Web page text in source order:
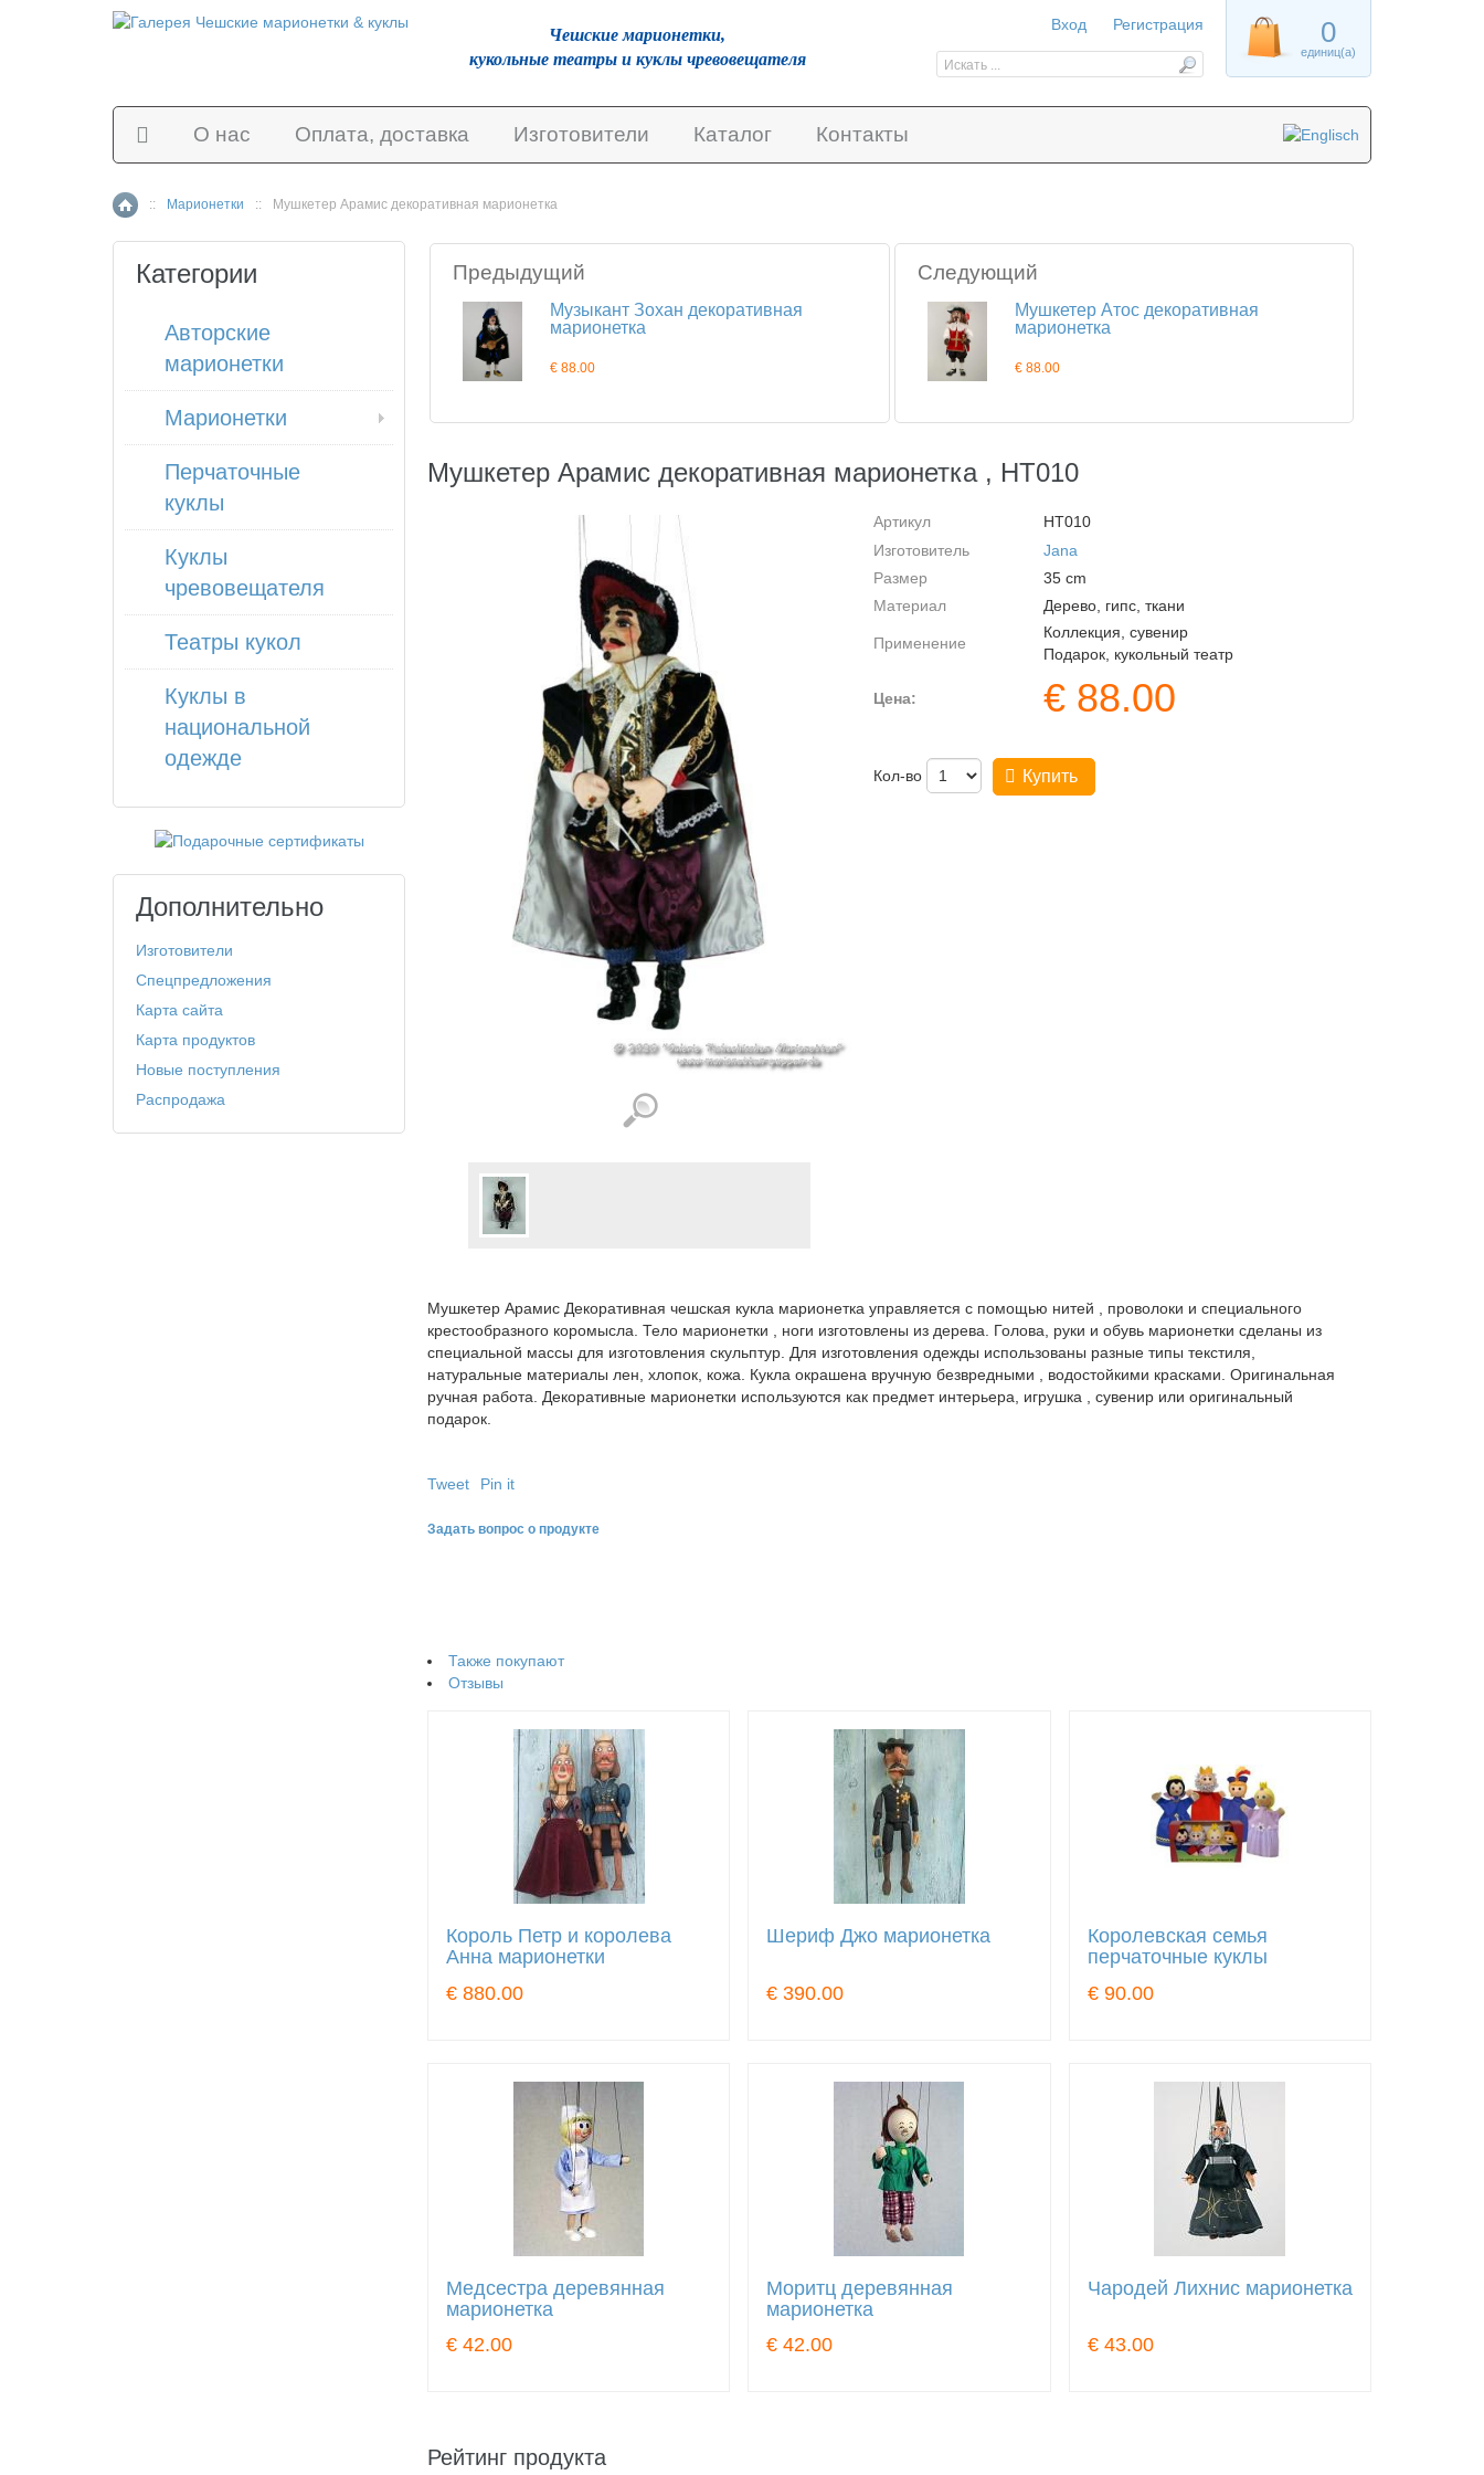
О нас Оплата, доставка Изготовители Каталог Контакты
Главная страница
:: Марионетки :: Мушкетер Арамис декоративная марионетка
Предыдущий
Музыкант Зохан декоративная
марионетка
€ 88.00
Следующий
Мушкетер Атос декоративная
марионетка
€ 88.00
Мушкетер Арамис декоративная марионетка , HT010
Артикул
HT010
Изготовитель
Jana
Размер
35 cm
Материал
Дерево, гипс, ткани
Применение
Коллекция, сувенир
Подарок, кукольный театр
Цена: € 88.00
Кол-во Купить
Мушкетер Арамис Декоративная чешская кукла марионетка управляется с помощью нитей , проволоки и специального
крестообразного коромысла. Тело марионетки , ноги изготовлены из дерева. Голова, руки и обувь марионетки сделаны из
специальной массы для изготовления скульптур. Для изготовления одежды использованы разные типы текстиля,
натуральные материалы лен, хлопок, кожа. Кукла окрашена вручную безвредными , водостойкими красками. Оригинальная
ручная работа. Декоративные марионетки используются как предмет интерьера, игрушка , сувенир или оригинальный
подарок.
Tweet Pin it
Задать вопрос о продукте
Также покупают
Отзывы
Король Петр и королева
Анна марионетки
€ 880.00
Шериф Джо марионетка
€ 390.00
Королевская семья
перчаточные куклы
€ 90.00
Медсестра деревянная
марионетка
€ 42.00
Моритц деревянная
марионетка
€ 42.00
Чародей Лихнис марионетка
€ 43.00
Рейтинг продукта
Категории
Авторские
марионетки
Марионетки
Перчаточные
куклы
Куклы
чревовещателя
Театры кукол
Куклы в
национальной
одежде
Дополнительно
Изготовители
Спецпредложения
Карта сайта
Карта продуктов
Новые поступления
Распродажа
Чешскиe марионетки,
кукольные театры и куклы чревовещателя
0
единиц(а)
Вход Регистрация